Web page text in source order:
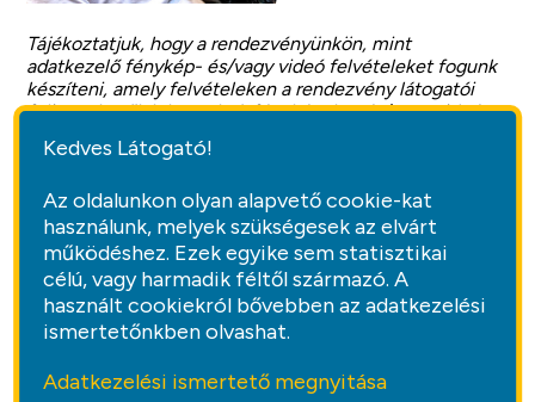
Tájékoztatjuk, hogy a rendezvényünkön, mint
adatkezelő fénykép- és/vagy videó felvételeket fogunk
készíteni, amely felvételeken a rendezvény látogatói
felismerhetők lehetnek. A fényképeket és/vagy videó
valamint Facebook oldalunkon, illetve egyéb tájékoztató
Hozzászólások:
Jelenleg nincs egyetlen hozzászólás sem.
Jelentkezz be, és írj hozzászólást!
Kedves Látogató!
Az oldalunkon olyan alapvető cookie-kat
használunk, melyek szükségesek az elvárt
működéshez. Ezek egyike sem statisztikai
célú, vagy harmadik féltől származó. A
használt cookiekról bővebben az adatkezelési
ismertetőnkben olvashat.
Adatkezelési ismertető megnyitása